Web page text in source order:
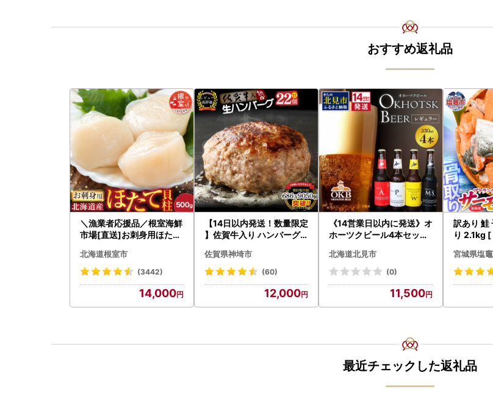
おすすめ返礼品
＼漁業者応援品／根室海鮮
市場[直送]お刺身用ほたて
北海道根室市
(3442)
14,000
【14日以内発送！数量限定
】佐賀牛入り ハンバーグ 2
083106)
佐賀県神埼市
(60)
12,000
《14営業日以内に発送》オ
ホーツクビール4本セット
クラフトビール 瓶ビール
贈答 ギフト 贈り物 お中元
い プレゼント モルトビー
北海道北見市
(0)
11,500
訳あり 鮭
り 2.1kg
宮城県塩
最近チェックした返礼品